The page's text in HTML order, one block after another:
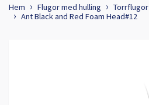
Hem Flugor med hulling
Torrflugor
Ant Black and Red Foam Head#12